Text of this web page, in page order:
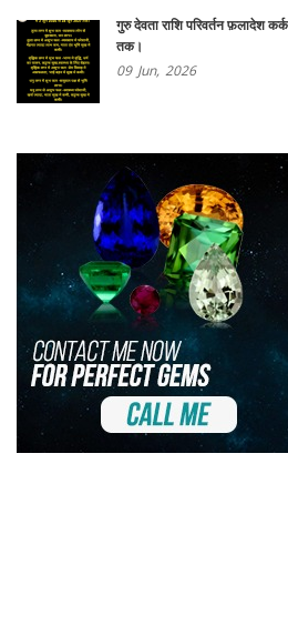
गुरु देवता राशि परिवर्तन फ़लादेश
तक।
09 Jun, 2026